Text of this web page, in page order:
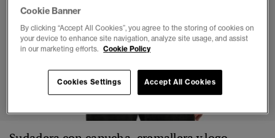
1 2 3 5 6 7
Cookie Banner
By clicking “Accept All Cookies”, you agree to the storing of cookies on
your device to enhance site navigation, analyze site usage, and assist
in our marketing efforts. Cookie Policy
Accept All Cookies
Cookies Settings